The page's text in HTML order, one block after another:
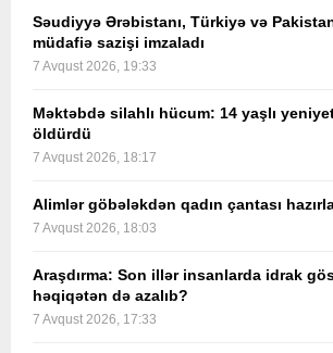
Səudiyyə Ərəbistanı, Türkiyə və Pakistan
müdafiə sazişi imzaladı
7 Avqust 2026, 19:33
Məktəbdə silahlı hücum: 14 yaşlı
öldürdü
7 Avqust 2026, 18:17
Alimlər göbələkdən qadın çantası
7 Avqust 2026, 18:03
Araşdırma: Son illər insanlarda idrak
həqiqətən də azalıb?
7 Avqust 2026, 17:33